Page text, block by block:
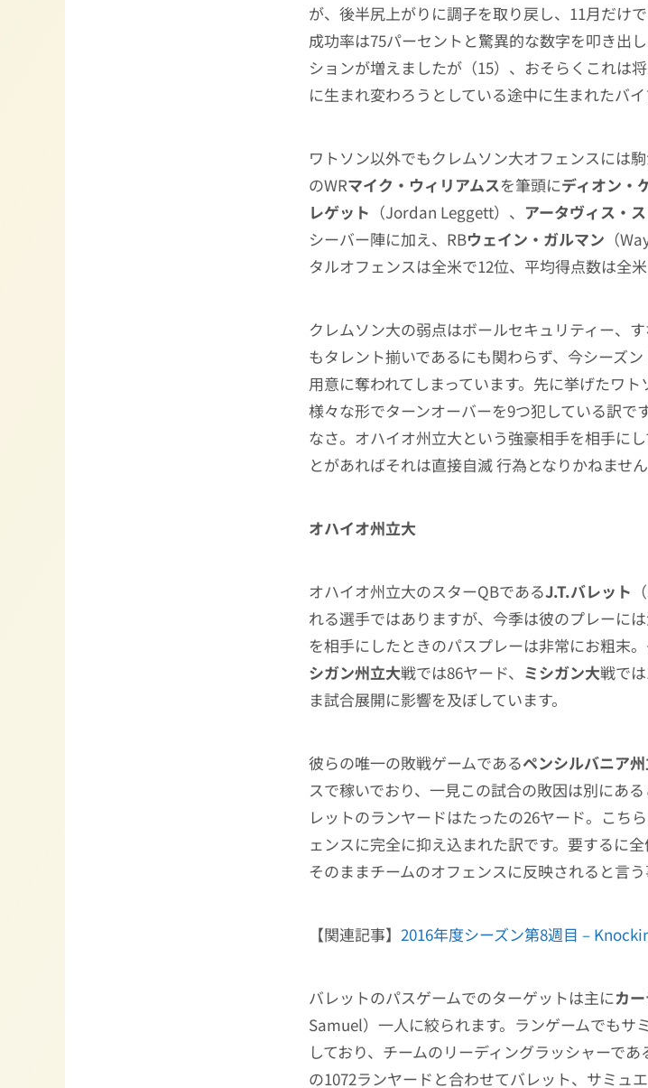
が、後半尻上がりに調子を取り戻し、11月だけ
成功率は75パーセントと驚異的な数字を叩き出
ションが増えましたが（15）、おそらくこれは
に生まれ変わろうとしている途中に生まれたバ
ワトソン以外でもクレムソン大オフェンスには
のWRマイク・ウィリアムスを筆頭にディオン・
レゲット （Jordan Leggett）、 アータヴィス・
シーバー陣に加え、RBウェイン・ガルマン （
タルオフェンスは全米で12位、平均得点数は全米
クレムソン大の弱点はボールセキュリティー、
もタレント揃いであるにも関わらず、今シーズ
用意に奪われてしまっています。先に挙げたワ
様々な形でターンオーバーを9つ犯している訳で
なさ。オハイオ州立大という強豪相手を相手に
とがあればそれは直接自滅 行為となりかねません
オハイオ州立大
オハイオ州立大のスターQBであるJ.T.バレット
れる選手ではありますが、今季は彼のプレーに
を相手にしたときのパスプレーは非常にお粗末。
シガン州立大戦では86ヤード、 ミシガン大戦で
ま試合展開に影響を及ぼしています。
彼らの唯一の敗戦ゲームであるペンシルバニア
スで稼いでおり、一見この試合の敗因は別にあ
レットのランヤードはたったの26ヤード。こち
ェンスに完全に抑え込まれた訳です。要するに
そのままチームのオフェンスに反映されると言う
【関連記事】 2016年度シーズン第8週目 –
バレットのパスゲームでのターゲットは主にカ
Samuel）一人に絞られます。ランゲームでもサ
しており、チームのリーディングラッシャーであ
の1072ランヤードと合わせてバレット、サミュ